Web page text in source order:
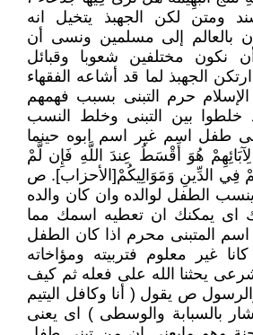
ومتن لكن الجهبذ يتخيل انه
انسان بالعالم إلى مسلمين ونسى أن
نكون مختلفين شعوبا وقبائل
الجهبذ لما قد أشاعه الفقهاء
حرم التبنى بسبب فهمهم
خلطوا بين التبنى وخلط النسب
طفل اسم غير اسم ابوه حينما
هُوَ أَقْسَطُ عِندَ اللَّهِ فَإِن لَّمْ
فِي الدِّينِ وَمَوَالِيكُمْ[الأحزاب]. ص
الطفل لوالده وان كان والده
اى يمكنك ان تعطيه اسمك مما
المتبنى محرم اذا كان الطفل
غير معلوم فتربيته ومؤاخاته
يحثنا الله على فعله ثم كيف
ص يقول ( أنا وكافل اليتيم
بالسبابة والوسطى ) اى يعنى